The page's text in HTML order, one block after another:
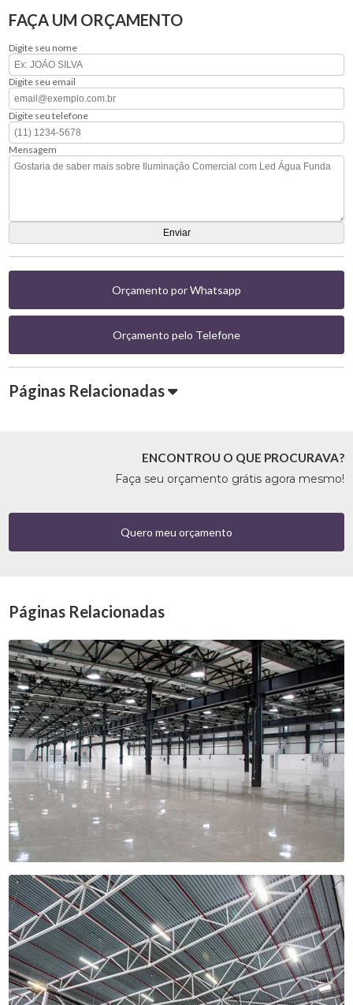
FAÇA UM ORÇAMENTO
Digite seu nome
Digite seu email
Digite seu telefone
Mensagem
Orçamento por Whatsapp
Orçamento pelo Telefone
Páginas Relacionadas
ENCONTROU O QUE PROCURAVA?
Faça seu orçamento grátis agora mesmo!
Quero meu orçamento
Páginas Relacionadas